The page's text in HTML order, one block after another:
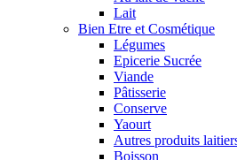
Lait
Bien Etre et Cosmétique
Légumes
Epicerie Sucrée
Viande
Pâtisserie
Conserve
Yaourt
Autres produits
Boisson